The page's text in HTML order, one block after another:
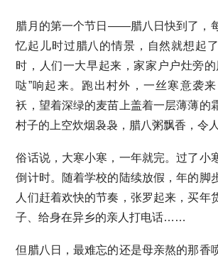
腊月的第一个节日——腊八日快到了，
忆起儿时过腊八的情景，自然就想起
时，人们一大早起来，家家户户灶旁的
哒”响起来。跑出村外，一丝寒意袭
袄，望着深绿的麦苗上盖着一层薄薄的
村子的上空炊烟袅袅，腊八粥飘香，令人
俗话说，大寒小寒，一年就完。过了小
倒计时。随着学校的陆续放假，年的脚
人们赶着欢快的节奏，张罗起来，买年
子、给身在异乡的亲人打电话……
但腊八日，最难忘的还是母亲熬的那香